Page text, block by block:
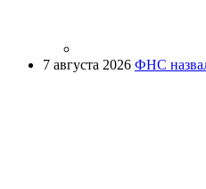
7 августа 2026 ФНС